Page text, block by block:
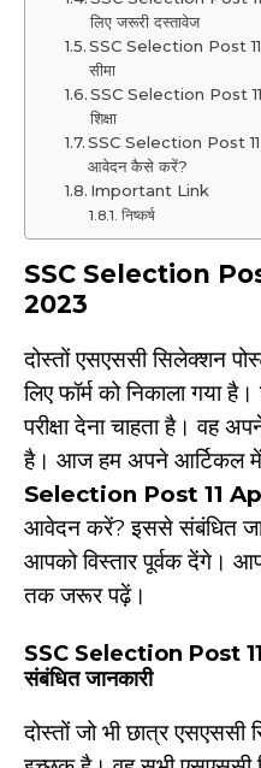
लिए जरूरी दस्तावेज
SSC Selection Post
सीमा
SSC Selection Post
शिक्षा
SSC Selection Post
आवेदन कैसे करें?
Important Link
निष्कर्ष
SSC Selection
2023
दोस्तों एसएससी सिलेक्शन
लिए फॉर्म को निकाला गया
परीक्षा देना चाहता है। वह
है। आज हम अपने आर्टिकल में
Selection Post 11
आवेदन करें? इससे संबंधित
आपको विस्तार पूर्वक देंगे।
तक जरूर पढ़ें।
SSC Selection Post
संबंधित जानकारी
दोस्तों जो भी छात्र